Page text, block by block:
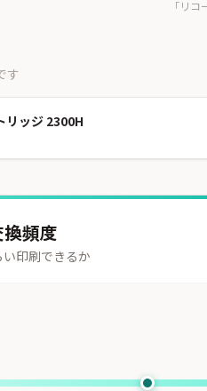
「リ
す
リッジ 2300H
頻度
印刷できるか